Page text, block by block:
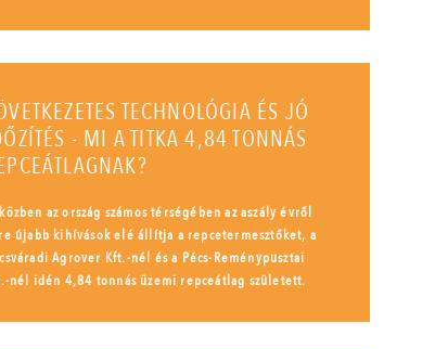
TECHNOLÓGIA ÉS JÓ
- MI A TITKA 4,84 TONNÁS
az ország számos térségében az aszály évről
újabb kihívások elé állítja a repcetermesztőket, a
Agrover Kft.-nél és a Pécs-Reménypusztai
nél idén 4,84 tonnás üzemi repceátlag született.